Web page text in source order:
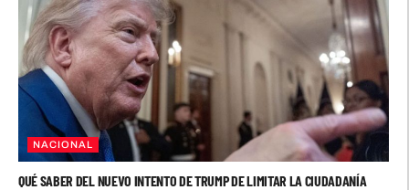
NACIONAL
QUÉ SABER DEL NUEVO INTENTO DE TRUMP DE LIMITAR LA CIUDADANÍA